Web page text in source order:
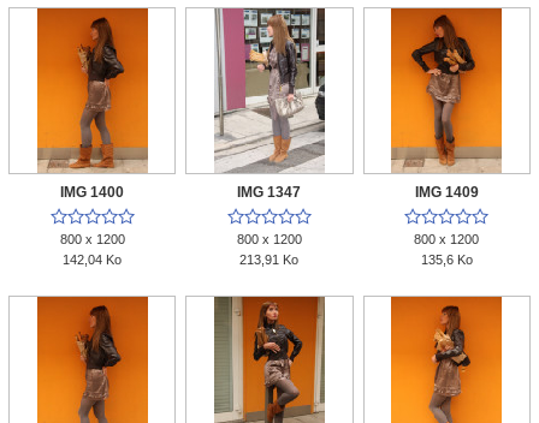
IMG 1400

800 x 1200
142,04 Ko
IMG 1347

800 x 1200
213,91 Ko
IMG 1409

800 x 1200
135,6 Ko